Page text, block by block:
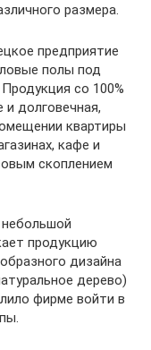
размера.
предприятие
полы под
со 100%
и долговечная,
квартиры
кафе и
скоплением
небольшой
продукцию
дизайна
дерево)
фирме войти в